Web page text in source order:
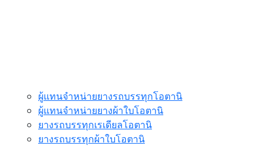
ผู้แทนจำหน่ายยางรถบรรทุกโอตานิ
ผู้แทนจำหน่ายยางผ้าใบโอตานิ
ยางรถบรรทุกเรเดียลโอตานิ
ยางรถบรรทุกผ้าใบโอตานิ